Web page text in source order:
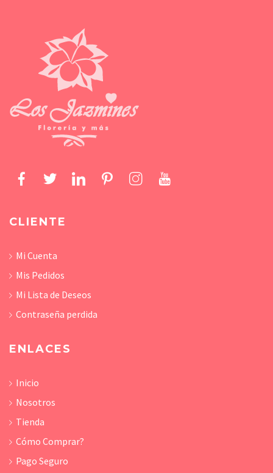
CLIENTE
Mi Cuenta
Mis Pedidos
Mi Lista de Deseos
Contraseña perdida
ENLACES
Inicio
Nosotros
Tienda
Cómo Comprar?
Pago Seguro